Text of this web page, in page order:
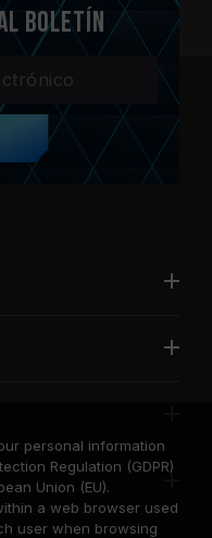
boletín
personal information
Regulation (GDPR)
Union (EU).
a web browser used
user when browsing